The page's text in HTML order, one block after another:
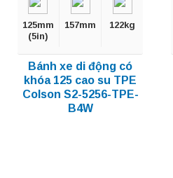
125mm
(5in)
157mm 122kg
Bánh xe di động có
khóa 125 cao su TPE
Colson S2-5256-TPE-
B4W